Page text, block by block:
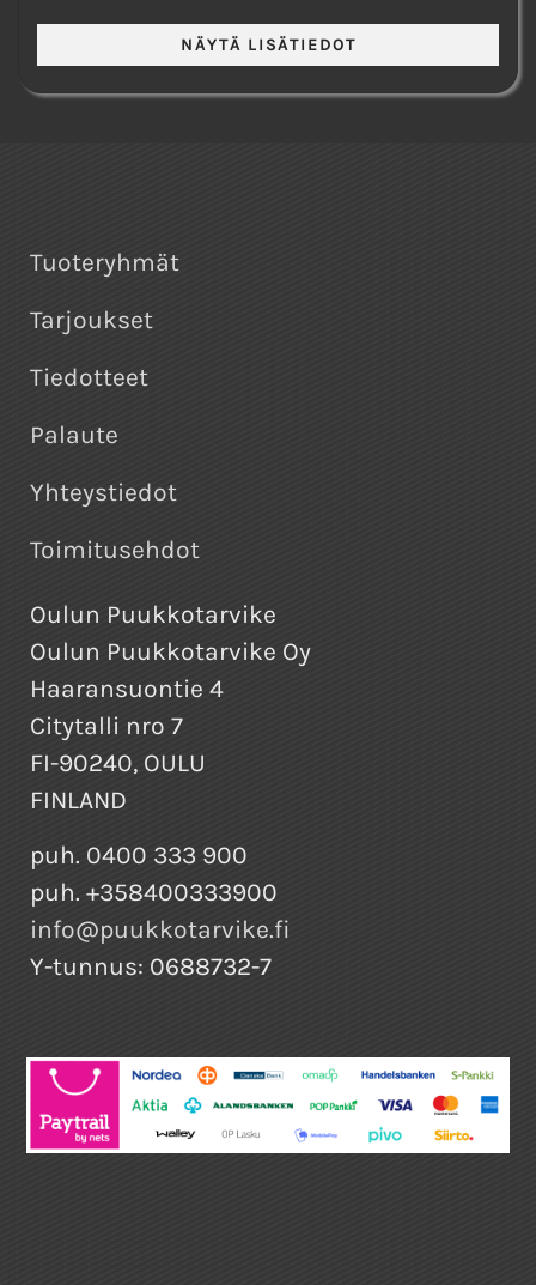
Tuoteryhmät
Tarjoukset
Tiedotteet
Palaute
Yhteystiedot
Toimitusehdot
Oulun Puukkotarvike
Oulun Puukkotarvike Oy
Haaransuontie 4
Citytalli nro 7
FI-90240, OULU
FINLAND
puh. 0400 333 900
puh. +358400333900
info@puukkotarvike.fi
Y-tunnus: 0688732-7